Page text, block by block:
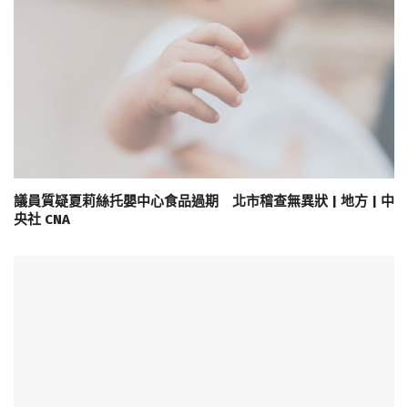
議員質疑夏莉絲托嬰中心食品過期 北市稽查無異狀 | 地方 | 中
央社 CNA